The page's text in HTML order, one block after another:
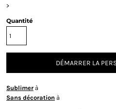
>
Quantité
DÉMARRER LA
Sublimer à
Sans décoration à